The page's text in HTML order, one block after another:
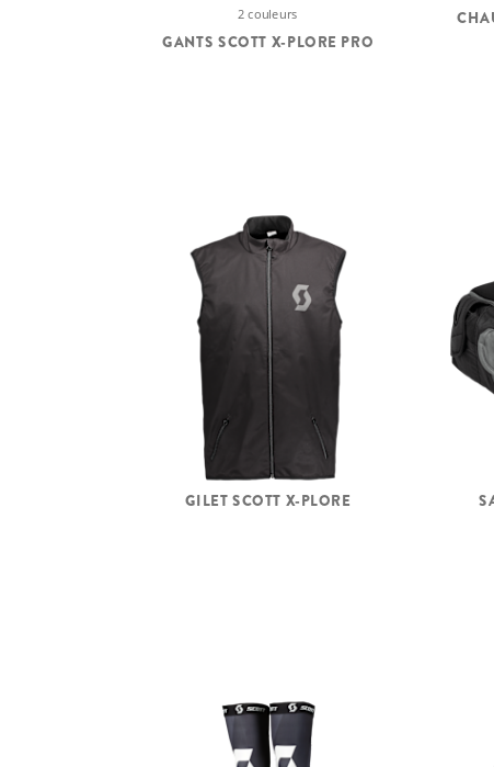
2 couleurs
GANTS SCOTT X-PLORE PRO
GILET SCOTT X-PLORE